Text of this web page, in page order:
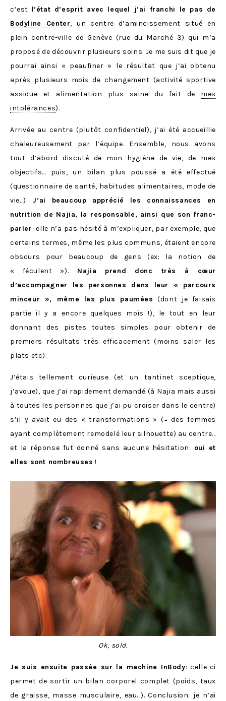
c’est l’état d’esprit avec lequel j’ai franchi le pas de
Bodyline Center, un centre d’amincissement situé en
plein centre-ville de Genève (rue du Marché 3) qui m’a
proposé de découvrir plusieurs soins. Je me suis dit que je
pourrai ainsi « peaufiner » le résultat que j’ai obtenu
après plusieurs mois de changement (activité sportive
assidue et alimentation plus saine du fait de mes
intolérances).
Arrivée au centre (plutôt confidentiel), j’ai été accueillie
chaleureusement par l’équipe. Ensemble, nous avons
tout d’abord discuté de mon hygiène de vie, de mes
objectifs… puis, un bilan plus poussé a été effectué
(questionnaire de santé, habitudes alimentaires, mode de
vie…). J’ai beaucoup apprécié les connaissances en
nutrition de Najia, la responsable, ainsi que son franc-
parler: elle n’a pas hésité à m’expliquer, par exemple, que
certains termes, même les plus communs, étaient encore
obscurs pour beaucoup de gens (ex: la notion de
« féculent »). Najia prend donc très à cœur
d’accompagner les personnes dans leur « parcours
minceur », même les plus paumées (dont je faisais
partie il y a encore quelques mois !), le tout en leur
donnant des pistes toutes simples pour obtenir de
premiers résultats très efficacement (moins saler les
plats etc).
J’étais tellement curieuse (et un tantinet sceptique,
j’avoue), que j’ai rapidement demandé (à Najia mais aussi
à toutes les personnes que j’ai pu croiser dans le centre)
s’il y avait eu des « transformations » (= des femmes
ayant complètement remodelé leur silhouette) au centre…
et la réponse fut donné sans aucune hésitation: oui et
elles sont nombreuses !
Ok, sold.
Je suis ensuite passée sur la machine InBody: celle-ci
permet de sortir un bilan corporel complet (poids, taux
de graisse, masse musculaire, eau…). Conclusion: je n’ai